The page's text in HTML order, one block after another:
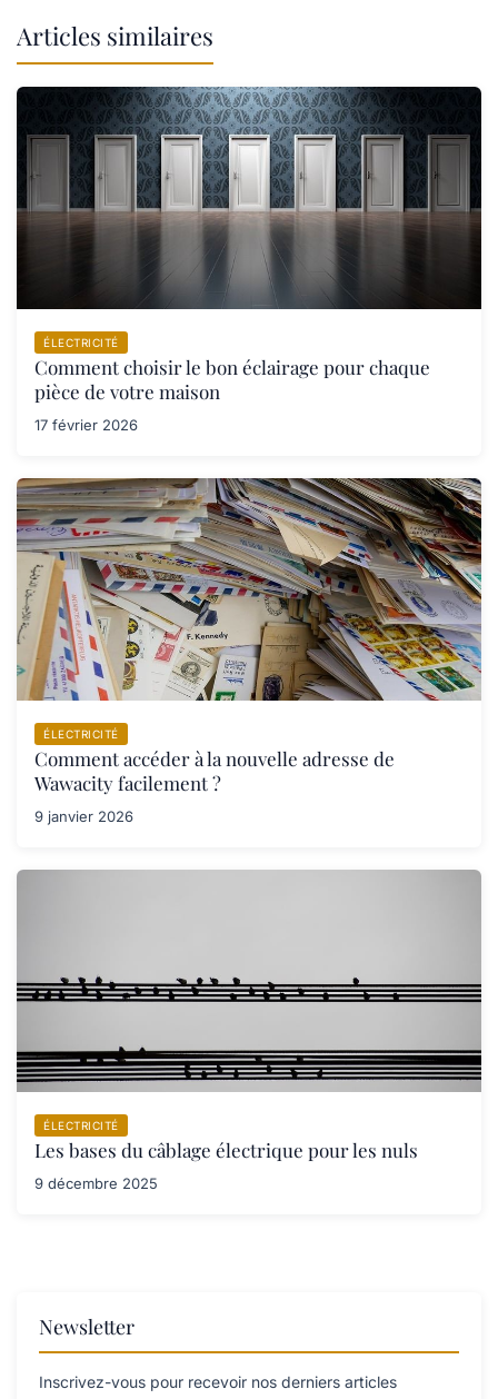
Articles similaires
ÉLECTRICITÉ
Comment choisir le bon éclairage pour chaque
pièce de votre maison
17 février 2026
ÉLECTRICITÉ
Comment accéder à la nouvelle adresse de
Wawacity facilement ?
9 janvier 2026
ÉLECTRICITÉ
Les bases du câblage électrique pour les nuls
9 décembre 2025
Newsletter
Inscrivez-vous pour recevoir nos derniers articles